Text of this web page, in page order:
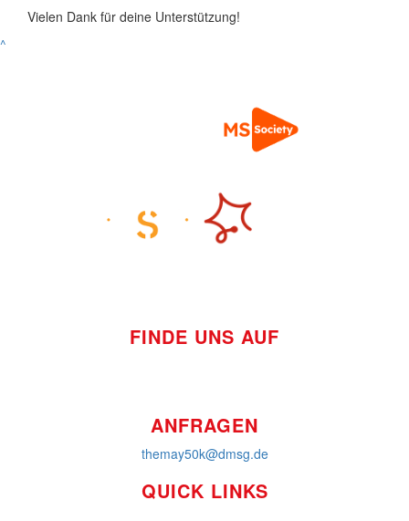
Vielen Dank für deine Unterstützung!
^
FINDE UNS AUF
ANFRAGEN
themay50k@dmsg.de
QUICK LINKS